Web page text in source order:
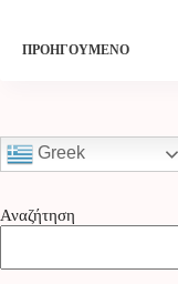
ΠΡΟΗΓΟΎΜΕΝΟ
Greek
Αναζήτηση